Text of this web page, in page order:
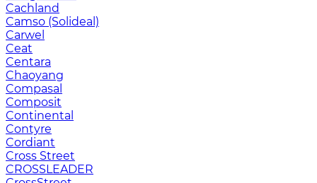
Cachland
Camso (Solideal)
Carwel
Ceat
Centara
Chaoyang
Compasal
Composit
Continental
Contyre
Cordiant
Cross Street
CROSSLEADER